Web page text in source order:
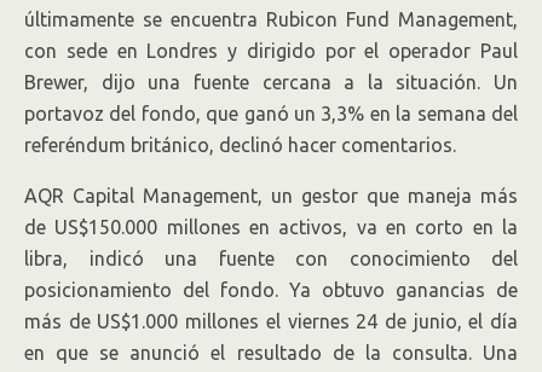
últimamente se encuentra Rubicon Fund Management,
con sede en Londres y dirigido por el operador Paul
Brewer, dijo una fuente cercana a la situación. Un
portavoz del fondo, que ganó un 3,3% en la semana del
referéndum británico, declinó hacer comentarios.
AQR Capital Management, un gestor que maneja más
de US$150.000 millones en activos, va en corto en la
libra, indicó una fuente con conocimiento del
posicionamiento del fondo. Ya obtuvo ganancias de
más de US$1.000 millones el viernes 24 de junio, el día
en que se anunció el resultado de la consulta. Una